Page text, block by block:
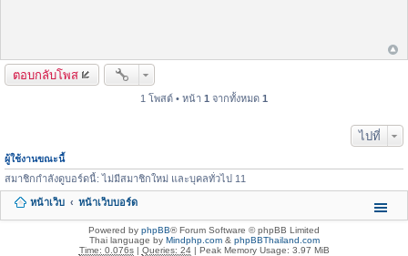
ตอบกลับโพส
1 โพสต์ • หน้า 1 จากทั้งหมด 1
ไปที่
ผู้ใช้งานขณะนี้
สมาชิกกำลังดูบอร์ดนี้: ไม่มีสมาชิกใหม่ และบุคลทั่วไป 11
หน้าเว็บ หน้าเว็บบอร์ด
Powered by phpBB® Forum Software © phpBB Limited
Thai language by Mindphp.com& phpBBThailand.com
Time: 0.076s| Queries: 24| Peak Memory Usage: 3.97 MiB